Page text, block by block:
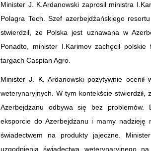
Minister J. K.Ardanowski zaprosił ministra
Polagra Tech. Szef azerbejdżańskiego
stwierdził, że Polska jest uznawana w
Ponadto, minister I.Karimov zachęcił
targach Caspian Agro.
Minister J. K. Ardanowski pozytywnie ocenił
weterynaryjnych. W tym kontekście
Azerbejdżanu odbywa się bez problemów.
eksporcie do Azerbejdżanu i mamy nadzieję
świadectwem na produkty jajeczne.
uzgodnienia świadectwa weterynaryjnego